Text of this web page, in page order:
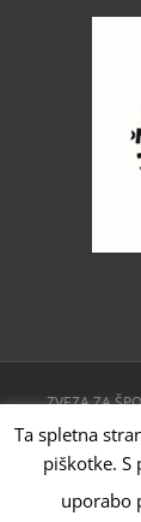
ZVEZA ZA
CESTA 24.
Ta spletna
piškotke. S
uporabo